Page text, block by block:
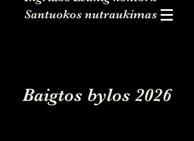
Santuokos nutraukimas
Baigtos bylos 2026